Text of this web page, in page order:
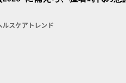
ルスケアトレンド